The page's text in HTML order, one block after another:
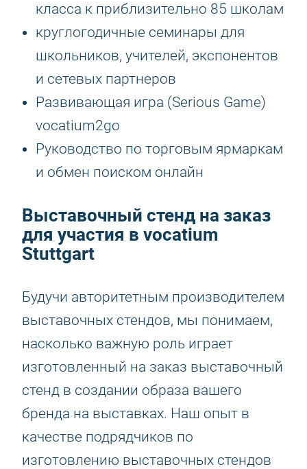
класса к приблизительно 85 школам
круглогодичные семинары для
школьников, учителей, экспонентов
и сетевых партнеров
Развивающая игра (Serious Game)
vocatium2go
Руководство по торговым ярмаркам
и обмен поиском онлайн
Выставочный стенд на заказ
для участия в vocatium
Stuttgart
Будучи авторитетным производителем
выставочных стендов, мы понимаем,
насколько важную роль играет
изготовленный на заказ выставочный
стенд в создании образа вашего
бренда на выставках. Наш опыт в
качестве подрядчиков по
изготовлению выставочных стендов